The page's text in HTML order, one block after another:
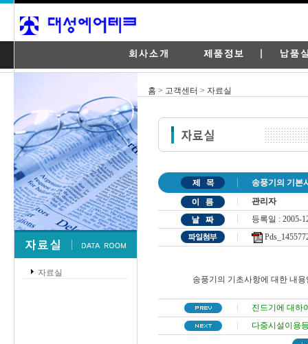
자료실
홈 > 고객센터 > 자료실
송풍기의 기본
관리자
등록일 : 2005-
송풍기의 기초사항에 대한 내용
진드기에 대하
다중시설이용